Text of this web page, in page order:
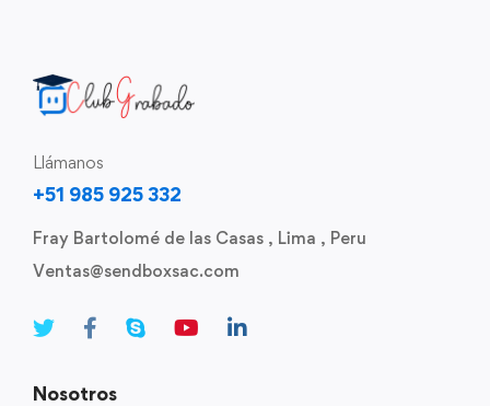
Llámanos
+51 985 925 332
Fray Bartolomé de las Casas , Lima , Peru
Ventas@sendboxsac.com
Nosotros